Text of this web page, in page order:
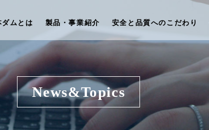
ダムとは 製品・事業紹介 安全と品質へのこだわり
News&Topics